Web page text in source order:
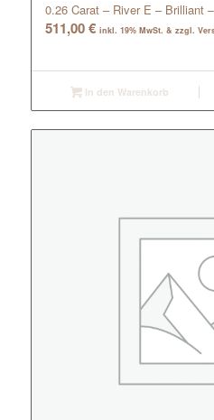
0.26 Carat – River E – Brilliant
511,00€ inkl. 19% MwSt. & zzgl.
In den Warenkorb